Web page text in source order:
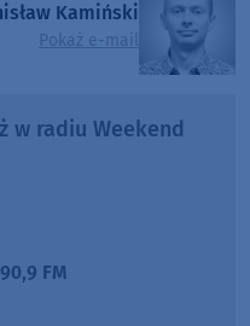
Kamiński
Pokaż e-mail
w radiu Weekend
90,9 FM